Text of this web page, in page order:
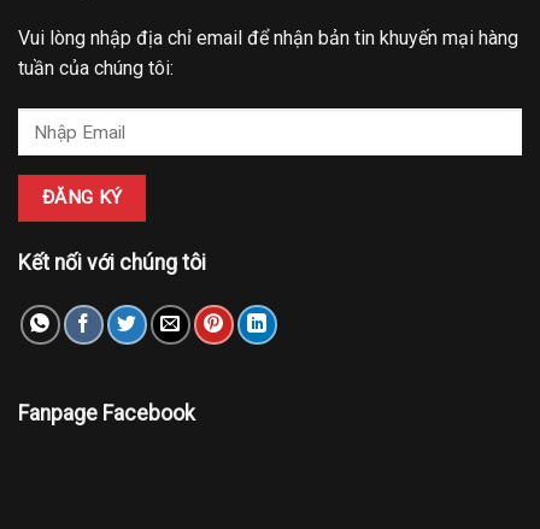
Vui lòng nhập địa chỉ email để nhận bản tin khuyến mại hàng
tuần của chúng tôi:
Kết nối với chúng tôi
Fanpage Facebook